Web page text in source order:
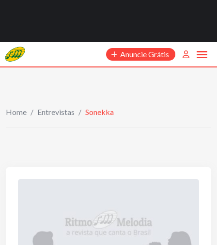
Anuncie Grátis
Home / Entrevistas / Sonekka